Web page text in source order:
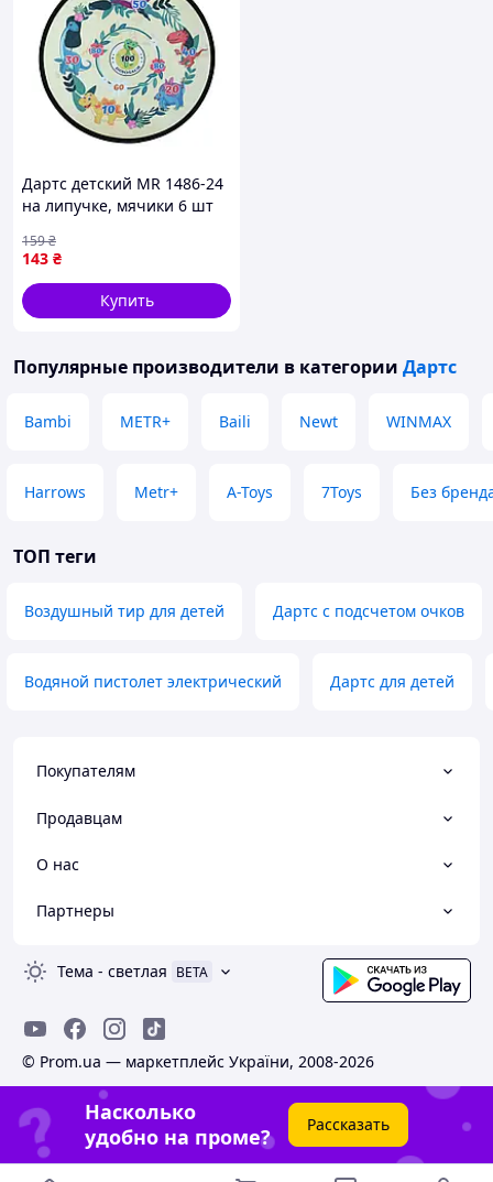
Дартс детский MR 1486-24
на липучке, мячики 6 шт
143 ₴
159₴
Купить
Популярные производители в категории Дартс
Bambi METR+ Baili Newt WINMAX
Harrows Metr+ A-Toys 7Toys Без
ТОП теги
Воздушный тир для детей Дартс с подсчетом очков
Водяной пистолет электрический Дартс для детей
Покупателям
Продавцам
О нас
Партнеры
Тема - светлая BETA
© Prom.ua — маркетплейс України, 2008-2026
Насколько
удобно на проме?
Рассказать